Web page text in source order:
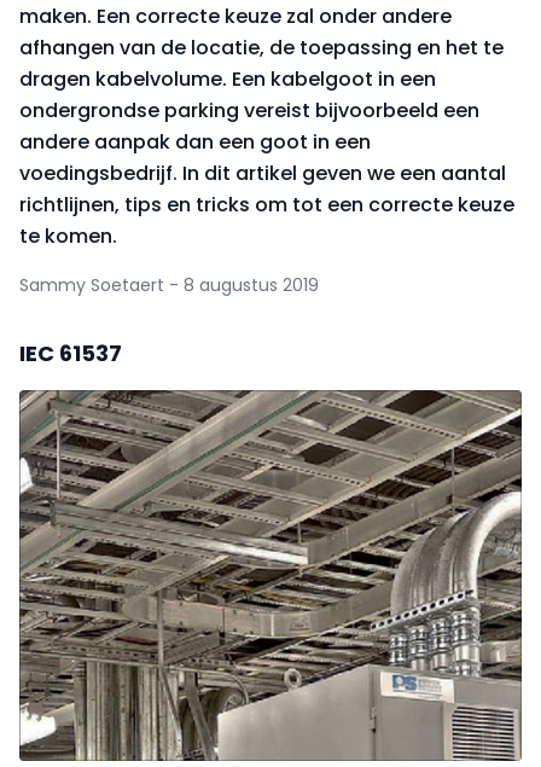
maken. Een correcte keuze zal onder andere
afhangen van de locatie, de toepassing en het te
dragen kabelvolume. Een kabelgoot in een
ondergrondse parking vereist bijvoorbeeld een
andere aanpak dan een goot in een
voedingsbedrijf. In dit artikel geven we een aantal
richtlijnen, tips en tricks om tot een correcte keuze
te komen.
Sammy Soetaert - 8 augustus 2019
IEC 61537